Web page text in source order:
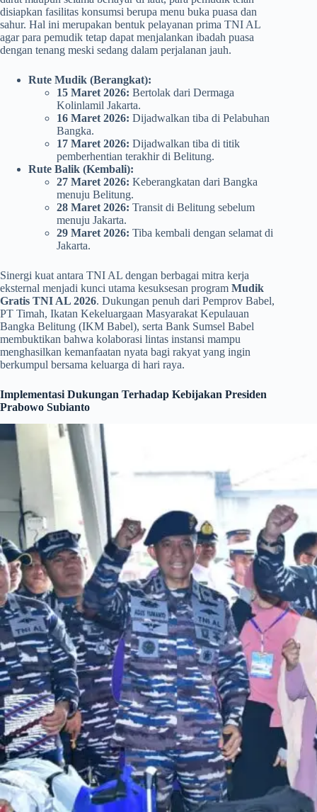
disiapkan fasilitas konsumsi berupa menu buka puasa dan
sahur. Hal ini merupakan bentuk pelayanan prima TNI AL
agar para pemudik tetap dapat menjalankan ibadah puasa
dengan tenang meski sedang dalam perjalanan jauh.
Rute Mudik (Berangkat):
15 Maret 2026: Bertolak dari Dermaga
Kolinlamil Jakarta.
16 Maret 2026: Dijadwalkan tiba di Pelabuhan
Bangka.
17 Maret 2026: Dijadwalkan tiba di titik
pemberhentian terakhir di Belitung.
Rute Balik (Kembali):
27 Maret 2026: Keberangkatan dari Bangka
menuju Belitung.
28 Maret 2026: Transit di Belitung sebelum
menuju Jakarta.
29 Maret 2026: Tiba kembali dengan selamat di
Jakarta.
​Sinergi kuat antara TNI AL dengan berbagai mitra kerja
eksternal menjadi kunci utama kesuksesan program Mudik
Gratis TNI AL 2026. Dukungan penuh dari Pemprov Babel,
PT Timah, Ikatan Kekeluargaan Masyarakat Kepulauan
Bangka Belitung (IKM Babel), serta Bank Sumsel Babel
membuktikan bahwa kolaborasi lintas instansi mampu
menghasilkan kemanfaatan nyata bagi rakyat yang ingin
berkumpul bersama keluarga di hari raya.
Implementasi Dukungan Terhadap Kebijakan Presiden
Prabowo Subianto